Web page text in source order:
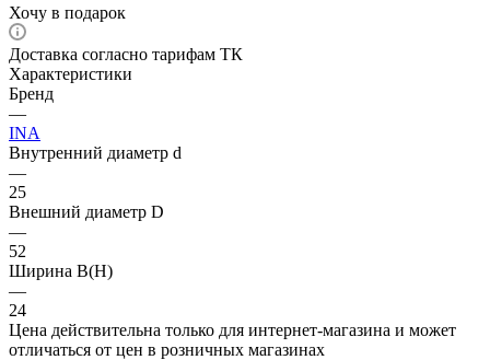
Хочу в подарок
Доставка согласно тарифам ТК
Характеристики
Бренд
—
INA
Внутренний диаметр d
—
25
Внешний диаметр D
—
52
Ширина B(H)
—
24
Цена действительна только для интернет-магазина и может
отличаться от цен в розничных магазинах